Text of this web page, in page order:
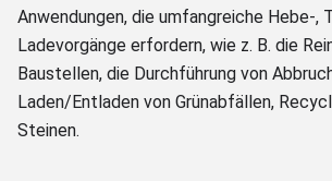
Anwendungen, die umfangreiche Hebe-,
Ladevorgänge erfordern, wie z. B. die
Baustellen, die Durchführung von
Laden/Entladen von Grünabfällen,
Steinen.